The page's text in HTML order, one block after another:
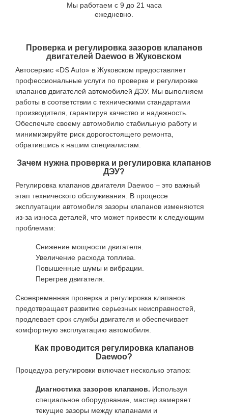
Мы работаем с 9 до 21 часа
ежедневно.
Проверка и регулировка зазоров клапанов
двигателей Daewoo в Жуковском
Автосервис «DS Auto» в Жуковском предоставляет
профессиональные услуги по проверке и регулировке
клапанов двигателей автомобилей ДЭУ. Мы выполняем
работы в соответствии с техническими стандартами
производителя, гарантируя качество и надежность.
Обеспечьте своему автомобилю стабильную работу и
минимизируйте риск дорогостоящего ремонта,
обратившись к нашим специалистам.
Зачем нужна проверка и регулировка клапанов
ДЭУ?
Регулировка клапанов двигателя Daewoo – это важный
этап технического обслуживания. В процессе
эксплуатации автомобиля зазоры клапанов изменяются
из-за износа деталей, что может привести к следующим
проблемам:
Снижение мощности двигателя.
Увеличение расхода топлива.
Повышенные шумы и вибрации.
Перегрев двигателя.
Своевременная проверка и регулировка клапанов
предотвращает развитие серьезных неисправностей,
продлевает срок службы двигателя и обеспечивает
комфортную эксплуатацию автомобиля.
Как проводится регулировка клапанов
Daewoo?
Процедура регулировки включает несколько этапов:
Диагностика зазоров клапанов. Используя
специальное оборудование, мастер замеряет
текущие зазоры между клапанами и